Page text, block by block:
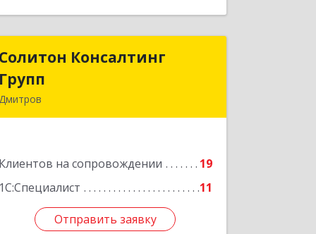
Солитон Консалтинг
Групп
Клиентов на сопровождении
19
1С:Специалист
11
Отправить заявку
Солитон Консалтинг
Подробнее
Отправить заявку